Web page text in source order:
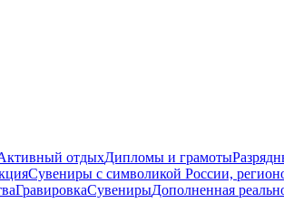
отдыхДипломы и грамоты
Сувениры с символикой России,
ГравировкаСувенирыДополненная